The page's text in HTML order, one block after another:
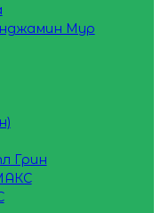
Мур
Грин